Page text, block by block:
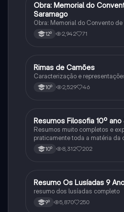
Português
Obra: Memorial do
Saramago
Obra: Memorial do Convento
12º 2,942 71
Português
Rimas de Camões
Caracterização e
10º 2,529 46
Filosofia
Resumos Filosofia 10º ano
Resumos muito completos e
praticamente toda a matéria da
10º 8,312 202
Português
Resumo Os Lusíadas 9
resumo dos lusíadas completo
9º 5,870 250